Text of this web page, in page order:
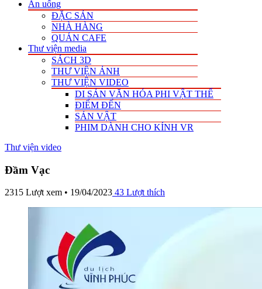
Ăn uống
ĐẶC SẢN
NHÀ HÀNG
QUÁN CAFE
Thư viện media
SÁCH 3D
THƯ VIỆN ẢNH
THƯ VIỆN VIDEO
DI SẢN VĂN HÓA PHI VẬT THỂ
ĐIỂM ĐẾN
SẢN VẬT
PHIM DÀNH CHO KÍNH VR
Thư viện video
Đầm Vạc
2315 Lượt xem • 19/04/2023 43 Lượt thích